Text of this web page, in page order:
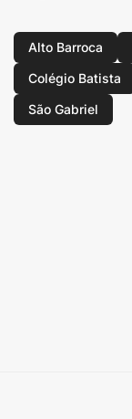
Alto Barroca
Colégio Batista
São Gabriel